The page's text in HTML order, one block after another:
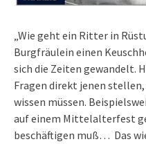
„Wie geht ein Ritter in
Burgfräulein einen
sich die Zeiten gewandelt.
Fragen direkt jenen
wissen müssen.
auf einem Mittelalterfest
beschäftigen muß… Das